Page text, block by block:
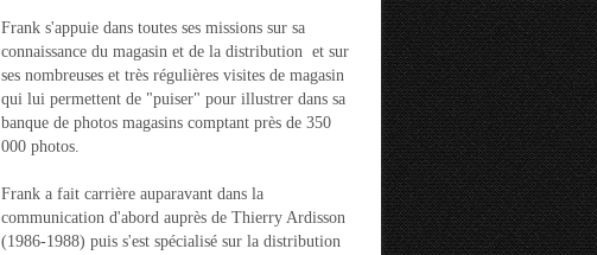
Frank s'appuie dans toutes ses missions sur sa
connaissance du magasin et de la distribution et sur
ses nombreuses et très régulières visites de magasin
qui lui permettent de "puiser" pour illustrer dans sa
banque de photos magasins comptant près de 350
000 photos.
Frank a fait carrière auparavant dans la
communication d'abord auprès de Thierry Ardisson
(1986-1988) puis s'est spécialisé sur la distribution